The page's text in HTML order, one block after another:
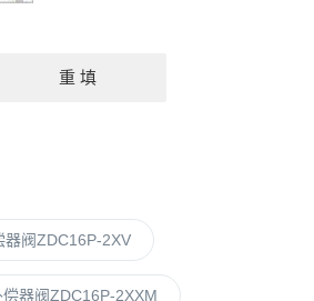
阀ZDC16P-2XV
器阀ZDC16P-2XXM